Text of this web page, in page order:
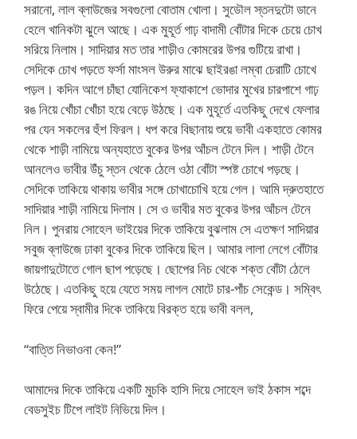
সরানো, লাল ব্লাউজের সবগুলো বোতাম খোলা। সুডৌল স্তনদুটো ডানে
হেলে খানিকটা ঝুলে আছে। এক মুহূর্ত গাঢ় বাদামী বোঁটার দিকে চেয়ে চোখ
সরিয়ে নিলাম। সাদিয়ার মত তার শাড়ীও কোমরের উপর গুটিয়ে রাখা।
সেদিকে চোখ পড়তে ফর্সা মাংসল উরুর মাঝে ছাইরঙা লম্বা চেরাটি চোখে
পড়ল। কদিন আগে চাঁছা যোনিকেশ ফ্যাকাশে ভোদার মুখের চারপাশে গাঢ়
রঙ নিয়ে খোঁচা খোঁচা হয়ে বেড়ে উঠছে। এক মুহূর্তে এতকিছু দেখে ফেলার
পর যেন সকলের হুঁশ ফিরল। ধপ করে বিছানায় শুয়ে ভাবী একহাতে কোমর
থেকে শাড়ী নামিয়ে অন্যহাতে বুকের উপর আঁচল টেনে দিল। শাড়ী টেনে
আনলেও ভাবীর উঁচু স্তন থেকে ঠেলে ওঠা বোঁটা স্পষ্ট চোখে পড়ছে।
সেদিকে তাকিয়ে থাকায় ভাবীর সঙ্গে চোখাচোখি হয়ে গেল। আমি দ্রুতহাতে
সাদিয়ার শাড়ী নামিয়ে দিলাম। সে ও ভাবীর মত বুকের উপর আঁচল টেনে
নিল। পুনরায় সোহেল ভাইয়ের দিকে তাকিয়ে বুঝলাম সে এতক্ষণ সাদিয়ার
সবুজ ব্লাউজে ঢাকা বুকের দিকে তাকিয়ে ছিল। আমার লালা লেগে বোঁটার
জায়গাদুটোতে গোল ছাপ পড়েছে। ছোপের নিচ থেকে শক্ত বোঁটা ঠেলে
উঠেছে। এতকিছু হয়ে যেতে সময় লাগল মোটে চার-পাঁচ সেকেন্ড। সম্বিৎ
ফিরে পেয়ে স্বামীর দিকে তাকিয়ে বিরক্ত হয়ে ভাবী বলল,
“বাত্তি নিভাওনা কেন!”
আমাদের দিকে তাকিয়ে একটি মুচকি হাসি দিয়ে সোহেল ভাই ঠকাস শব্দে
বেডসুইচ টিপে লাইট নিভিয়ে দিল।